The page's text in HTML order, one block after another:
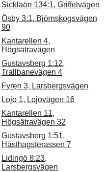
Sicklaön 134:1, Griffelvägen
Ösby 3:1, Björnskogsvägen
90
Kantarellen 4,
Högsätravägen
Gustavsberg 1:12,
Trallbanevägen 4
Fyren 3, Larsbergsvägen
Lojo 1, Lojovägen 16
Kantarellen 11,
Högsätravägen 32
Gustavsberg 1:51,
Hästhagsterassen 7
Lidingö 8:23,
Larsbergsvägen